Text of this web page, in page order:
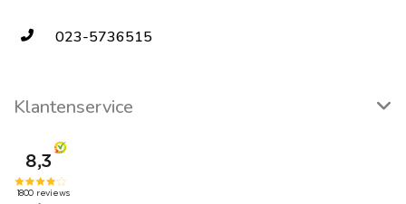
023-5736515
Klantenservice